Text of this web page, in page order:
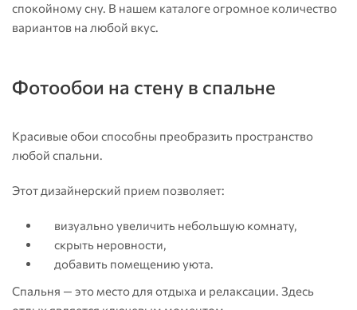
спокойному сну. В нашем каталоге огромное количество
вариантов на любой вкус.
Фотообои на стену в спальне
Красивые обои способны преобразить пространство
любой спальни.
Этот дизайнерский прием позволяет:
визуально увеличить небольшую комнату,
скрыть неровности,
добавить помещению уюта.
Спальня — это место для отдыха и релаксации. Здесь